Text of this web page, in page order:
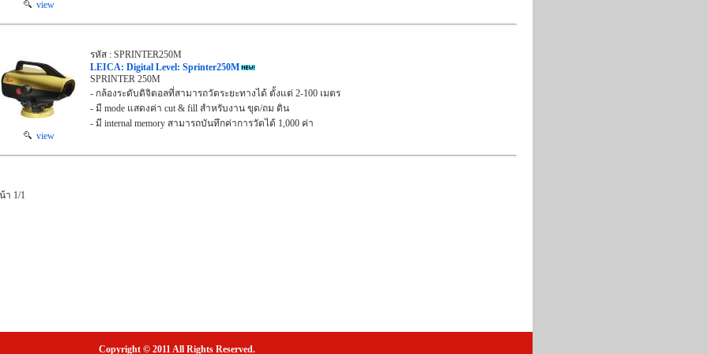
view
view
รหัส : SPRINTER250M
LEICA: Digital Level: Sprinter250M
SPRINTER 250M
- กล้องระดับดิจิตอลที่สามารถวัดระยะทางได้ ตั้งแต่ 2-100 เมตร
- มี mode แสดงค่า cut & fill สำหรับงาน ขุด/ถม ดิน
- มี internal memory สามารถบันทึกค่าการวัดได้ 1,000 ค่า
า 1/1
Copyright © 2011 All Rights Reserved.